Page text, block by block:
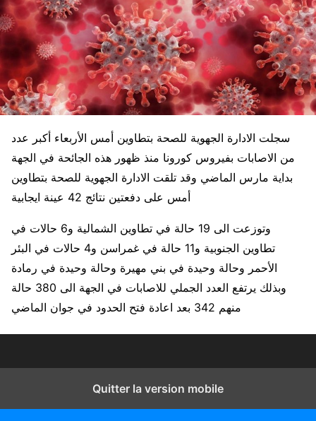
سجلت الادارة الجهوية للصحة بتطاوين أمس الأربعاء أكبر عدد
من الاصابات بفيروس كورونا منذ ظهور هذه الجائحة في الجهة
بداية مارس الماضي وقد تلقت الادارة الجهوية للصحة بتطاوين
أمس على دفعتين نتائج 42 عينة ايجابية
وتوزعت الى 19 حالة في تطاوين الشمالية و6 حالات في
تطاوين الجنوبية و11 حالة في غمراسن و4 حالات في البئر
الأحمر وحالة وحيدة في بني مهيرة وحالة وحيدة في رمادة
وبذلك يرتفع العدد الجملي للاصابات في الجهة الى 380 حالة
منهم 342 بعد اعادة فتح الحدود في جوان الماضي
Quitter la version mobile